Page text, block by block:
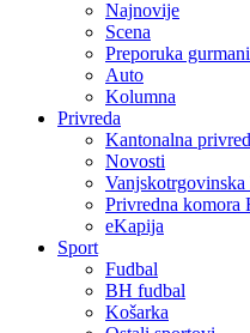
Najnovije
Scena
Preporuka
Auto
Kolumna
Privreda
Kantonalna
Novosti
Vanjskotrgovinska
Privredna komora
eKapija
Sport
Fudbal
BH fudbal
Košarka